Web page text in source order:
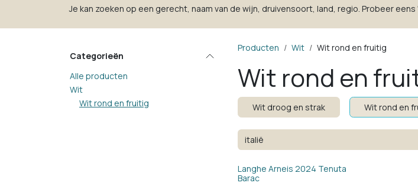
Je kan zoeken op een gerecht, naam van de wijn, druivensoort, land, regio. Probeer
Categorieën
Alle producten
Wit
Wit rond en fruitig
Producten Wit Wit rond en fruitig
Wit rond en
Wit droog en strak Wit rond en
Langhe Arneis 2024 Tenuta
Barac